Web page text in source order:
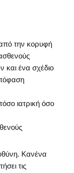
την κορυφή
και ένα σχέδιο
ιατρική όσο
Κανένα
τις